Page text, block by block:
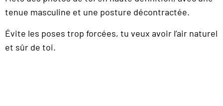
tenue masculine et une posture décontractée.
Évite les poses trop forcées, tu veux avoir l’air naturel
et sûr de toi.